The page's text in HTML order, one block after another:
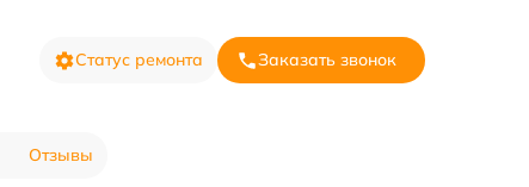
Статус ремонта Заказать звонок
Отзывы